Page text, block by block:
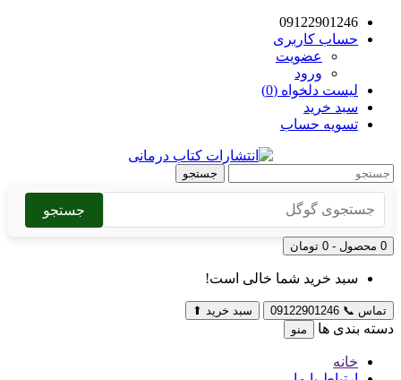
09122901246
حساب کاربری
عضویت
ورود
لیست دلخواه (0)
سبد خرید
تسویه حساب
جستجو
جستجو
0 محصول - 0 تومان
سبد خرید شما خالی است!
تماس 📞
09122901246 سبد خرید ⬆
دسته بندی ها منو
خانه